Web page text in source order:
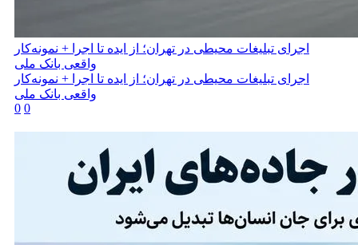
اجرای تبلیغات محیطی در تهران؛ از ایده تا اجرا + نمونه‌کار
واقعی بانک ملی
اجرای تبلیغات محیطی در تهران؛ از ایده تا اجرا + نمونه‌کار
واقعی بانک ملی
0 0